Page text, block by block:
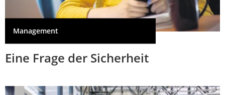
Management
Eine Frage der Sicherheit